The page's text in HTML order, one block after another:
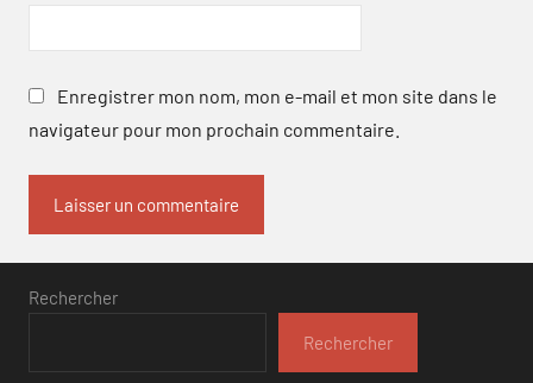
Enregistrer mon nom, mon e-mail et mon site dans le
navigateur pour mon prochain commentaire.
Rechercher
Rechercher